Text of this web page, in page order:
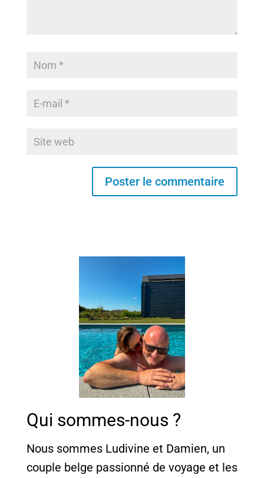
Qui sommes-nous ?
Nous sommes Ludivine et Damien, un
couple belge passionné de voyage et les